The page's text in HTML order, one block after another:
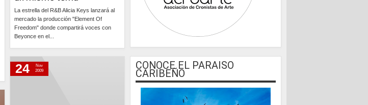
La estrella del R&B Alicia Keys lanzará al
mercado la producción "Element Of
Freedom" donde compartirá voces con
Beyonce en el...
24
Nov
2009
CONOCE EL PARAISO
CARIBEÑO